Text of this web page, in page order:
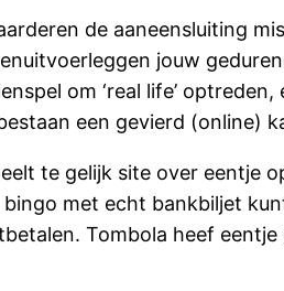
de aaneensluiting
jouw
om ‘real life’
een gevierd (online)
te gelijk site over eentje
bingo met echt bankbiljet
Tombola heef